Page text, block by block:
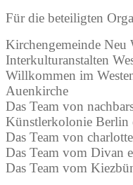
Für die beteiligten
Kirchengemeinde Neu
Interkulturanstalten
Willkommen im
Auenkirche
Das Team von
Künstlerkolonie Berlin
Das Team von
Das Team vom Divan
Das Team vom